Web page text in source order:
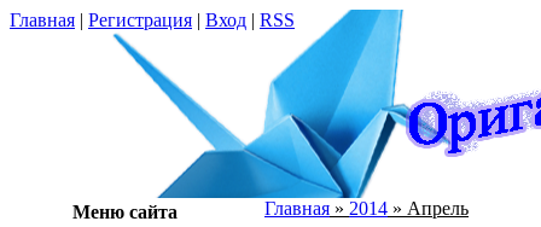
Главная | Регистрация | Вход | RSS
Меню сайта
Главная » 2014 » Апрель